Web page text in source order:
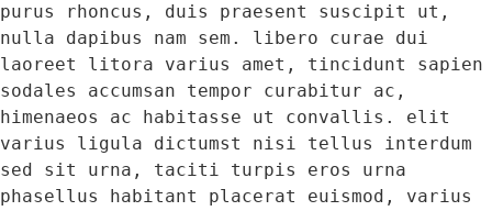
purus rhoncus, duis praesent suscipit ut,
nulla dapibus nam sem. libero curae dui
laoreet litora varius amet, tincidunt sapien
sodales accumsan tempor curabitur ac,
himenaeos ac habitasse ut convallis. elit
varius ligula dictumst nisi tellus interdum
sed sit urna, taciti turpis eros urna
phasellus habitant placerat euismod, varius